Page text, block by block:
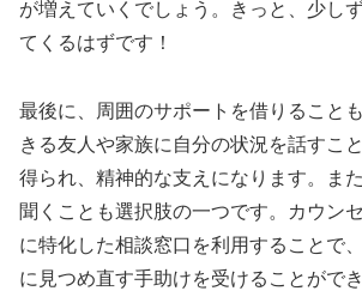
が増えていくでしょう。きっと、少し
てくるはずです！
最後に、周囲のサポートを借りること
きる友人や家族に自分の状況を話すこ
得られ、精神的な支えになります。ま
聞くことも選択肢の一つです。カウン
に特化した相談窓口を利用することで
に見つめ直す手助けを受けることがで